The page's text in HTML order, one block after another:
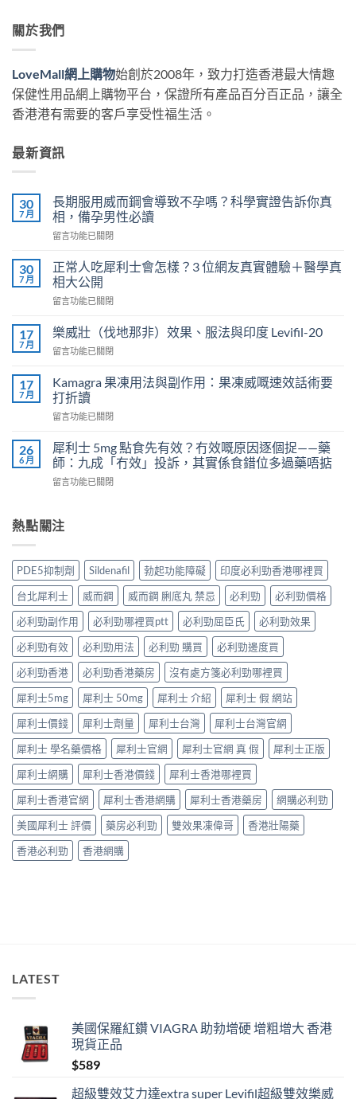
關於我們
LoveMall網上購物始創於2008年，致力打造香港最大情趣
保健性用品網上購物平台，保證所有產品百分百正品，讓全
香港港有需要的客戶享受性福生活。
最新資訊
30
7 月
長期服用威而鋼會導致不孕嗎？科學實證告訴你真
相，備孕男性必讀
在
期
服
用
威
鋼
導
不
孕
嗎？
實
證
告
真
相，
孕
男
性
必
讀〉
中
留言功能已關閉
30
7 月
正常人吃犀利士會怎樣？3 位網友真實體驗＋醫學真
相大公開
在
常
人
吃
利
士
怎
3
位
網
實
體
醫
學
真
相
大
公
開〉
中
留言功能已關閉
17
7 月
樂威壯（伐地那非）效果、服法與印度 Levifil-20
在
威
壯
（伐
地
非）
效
果、
服
印
20〉
中
留言功能已關閉
17
7 月
Kamagra 果凍用法與副作用：果凍威嘅速效話術要
打折讀
在
果
凍
用
法
作
凍
威
嘅
速
效
話
術
要
打
折
讀〉
中
留言功能已關閉
26
6 月
犀利士 5mg 點食先有效？冇效嘅原因逐個捉——藥
師：九成「冇效」投訴，其實係食錯位多過藥唔掂
在
士
5mg
食
先
有
效？
冇
效
嘅
原
因
逐
個
捉
——
藥
師：
九
成
「冇
效」
投
訴，
其
實
掂〉
留言功能已關閉
熱點關注
PDE5抑制劑 Sildenafil 勃起功能障礙
印度必利勁香港哪裡買
台北犀利士
威而鋼 威而鋼 脷底丸 禁忌 必利勁
必利勁價格
必利勁副作用
必利勁哪裡買ptt 必利勁屈臣氏
必利勁效果
必利勁有效
必利勁用法 必利勁 購買
必利勁邊度買
必利勁香港
必利勁香港藥房
沒有處方箋必利勁哪裡買
犀利士5mg
犀利士 50mg 犀利士 介紹
犀利士 假 網站
犀利士價錢
犀利士劑量 犀利士台灣
犀利士台灣官網
犀利士 學名藥價格
犀利士官網 犀利士官網 真 假
犀利士正版
犀利士網購
犀利士香港價錢
犀利士香港哪裡買
犀利士香港官網
犀利士香港網購 犀利士香港藥房
網購必利勁
美國犀利士 評價
藥房必利勁 雙效果凍偉哥
香港壯陽藥
香港必利勁
香港網購
LATEST
美國保羅紅鑽 VIAGRA 助勃增硬 增粗增大 香港
現貨正品
$589
超級雙效艾力達extra super Levifil超級雙效樂威